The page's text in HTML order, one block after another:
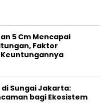
5 Cm Mencapai
Faktor
Sungai Jakarta:
bagi Ekosistem